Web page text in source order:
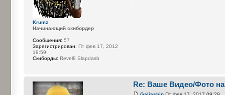
Krumz
Начинающий скибордер
Сообщения: 57
Зарегистрирован: Пт фев 17, 2012
19:59
Cкиборды: Revel8 Slapdash
Re: Ваше Видео/Фото